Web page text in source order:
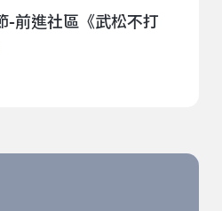
-前進社區《武松不打